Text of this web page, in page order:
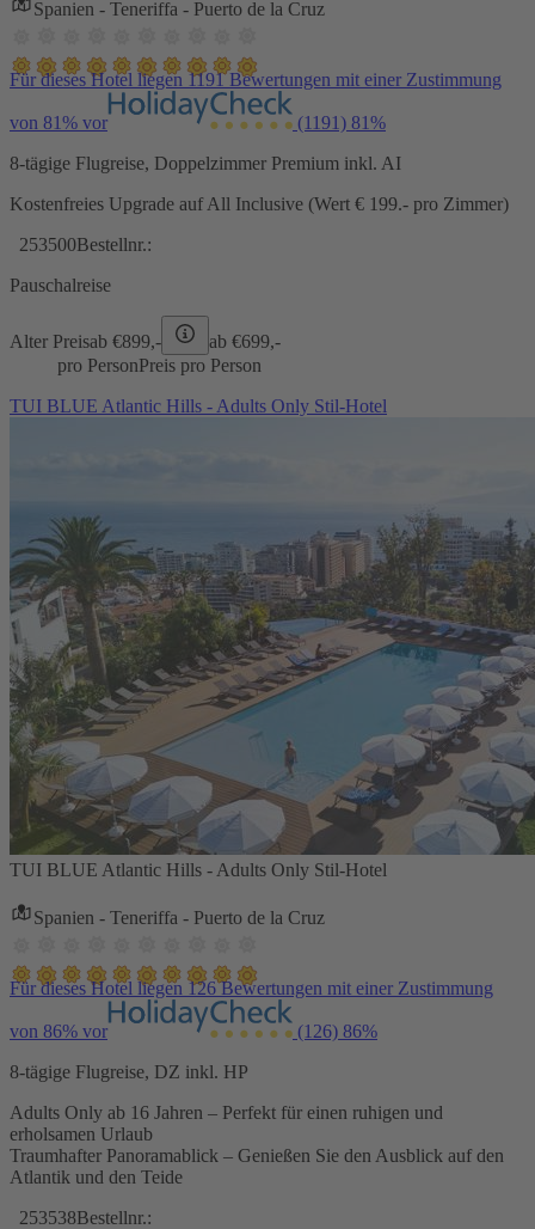
Spanien - Teneriffa - Puerto de la Cruz
Für dieses Hotel liegen 1191 Bewertungen mit einer Zustimmung
von 81% vor (1191) 81%
8-tägige Flugreise, Doppelzimmer Premium inkl. AI
Kostenfreies Upgrade auf All Inclusive (Wert € 199.- pro Zimmer)
253500Bestellnr.:
Pauschalreise
Alter Preisab €899,- ab €699,-
pro PersonPreis pro Person
TUI BLUE Atlantic Hills - Adults Only Stil-Hotel
TUI BLUE Atlantic Hills - Adults Only Stil-Hotel
Spanien - Teneriffa - Puerto de la Cruz
Für dieses Hotel liegen 126 Bewertungen mit einer Zustimmung
von 86% vor (126) 86%
8-tägige Flugreise, DZ inkl. HP
Adults Only ab 16 Jahren – Perfekt für einen ruhigen und
erholsamen Urlaub
Traumhafter Panoramablick – Genießen Sie den Ausblick auf den
Atlantik und den Teide
253538Bestellnr.: